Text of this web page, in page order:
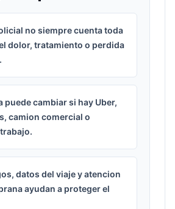
no siempre cuenta toda
dolor, tratamiento o perdida
puede cambiar si hay Uber,
camion comercial o
datos del viaje y atencion
ayudan a proteger el